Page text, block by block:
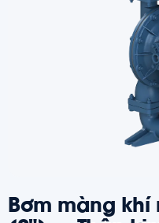
Bơm màng khí